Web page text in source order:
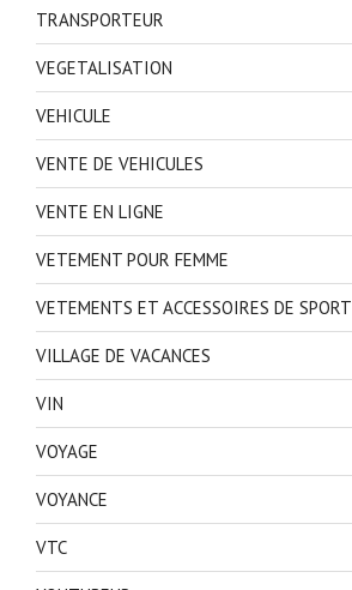
TRANSPORTEUR
VEGETALISATION
VEHICULE
VENTE DE VEHICULES
VENTE EN LIGNE
VETEMENT POUR FEMME
VETEMENTS ET ACCESSOIRES DE SPORT
VILLAGE DE VACANCES
VIN
VOYAGE
VOYANCE
VTC